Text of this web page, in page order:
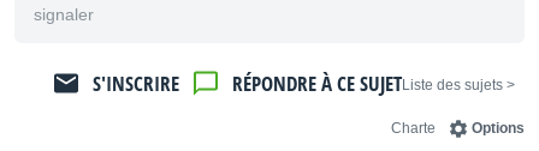
signaler
< Liste des sujets
RÉPONDRE À CE SUJET
S'INSCRIRE
Options
Charte